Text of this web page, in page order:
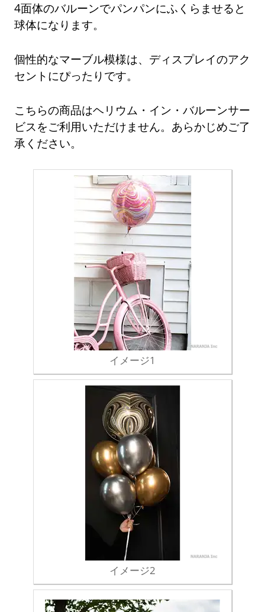
4面体のバルーンでパンパンにふくらませると
球体になります。
個性的なマーブル模様は、ディスプレイのアク
セントにぴったりです。
こちらの商品はヘリウム・イン・バルーンサー
ビスをご利用いただけません。あらかじめご了
承ください。
イメージ1
イメージ2